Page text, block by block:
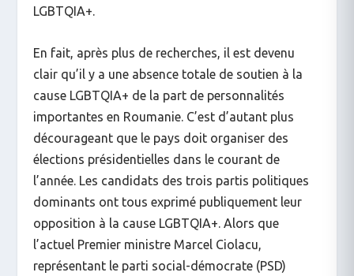
LGBTQIA+.
En fait, après plus de recherches, il est devenu
clair qu’il y a une absence totale de soutien à la
cause LGBTQIA+ de la part de personnalités
importantes en Roumanie. C’est d’autant plus
décourageant que le pays doit organiser des
élections présidentielles dans le courant de
l’année. Les candidats des trois partis politiques
dominants ont tous exprimé publiquement leur
opposition à la cause LGBTQIA+. Alors que
l’actuel Premier ministre Marcel Ciolacu,
représentant le parti social-démocrate (PSD)